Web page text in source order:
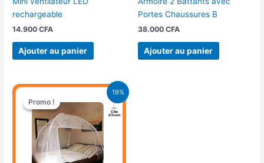
rechargeable
14.900CFA
Ajouter au panier
Portes Chaussures B
38.000 CFA
Ajouter au panier
19%
Promo !
Promo !
Le
prix
initial
était :
15.500 CFA.
Le
actuel
est :
12.500 CFA.